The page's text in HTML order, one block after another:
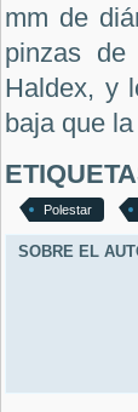
mm de
pinzas
Haldex, y
baja que
Polestar
SOBRE EL